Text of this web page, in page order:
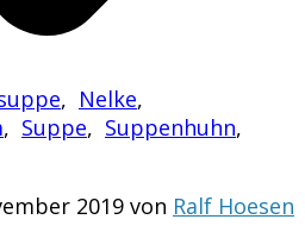
, Nelke,
, Suppe, Suppenhuhn,
2019 von Ralf Hoesen